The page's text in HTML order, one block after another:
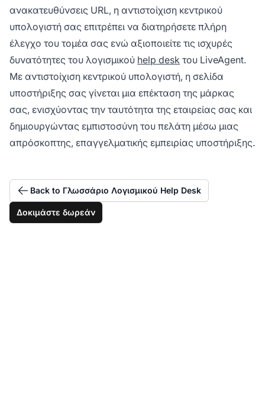
ανακατευθύνσεις URL, η αντιστοίχιση κεντρικού
υπολογιστή σας επιτρέπει να διατηρήσετε πλήρη
έλεγχο του τομέα σας ενώ αξιοποιείτε τις ισχυρές
δυνατότητες του λογισμικού help desk του LiveAgent.
Με αντιστοίχιση κεντρικού υπολογιστή, η σελίδα
υποστήριξης σας γίνεται μια επέκταση της μάρκας
σας, ενισχύοντας την ταυτότητα της εταιρείας σας και
δημιουργώντας εμπιστοσύνη του πελάτη μέσω μιας
απρόσκοπτης, επαγγελματικής εμπειρίας υποστήριξης.
Back to Γλωσσάριο Λογισμικού Help Desk
Δοκιμάστε δωρεάν